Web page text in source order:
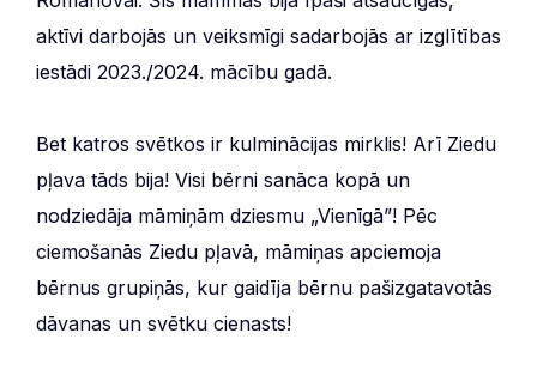
aktīvi darbojās un veiksmīgi sadarbojās ar izglītības
iestādi 2023./2024. mācību gadā.
Bet katros svētkos ir kulminācijas mirklis! Arī Ziedu
pļava tāds bija! Visi bērni sanāca kopā un
nodziedāja māmiņām dziesmu „Vienīgā”! Pēc
ciemošanās Ziedu pļavā, māmiņas apciemoja
bērnus grupiņās, kur gaidīja bērnu pašizgatavotās
dāvanas un svētku cienasts!